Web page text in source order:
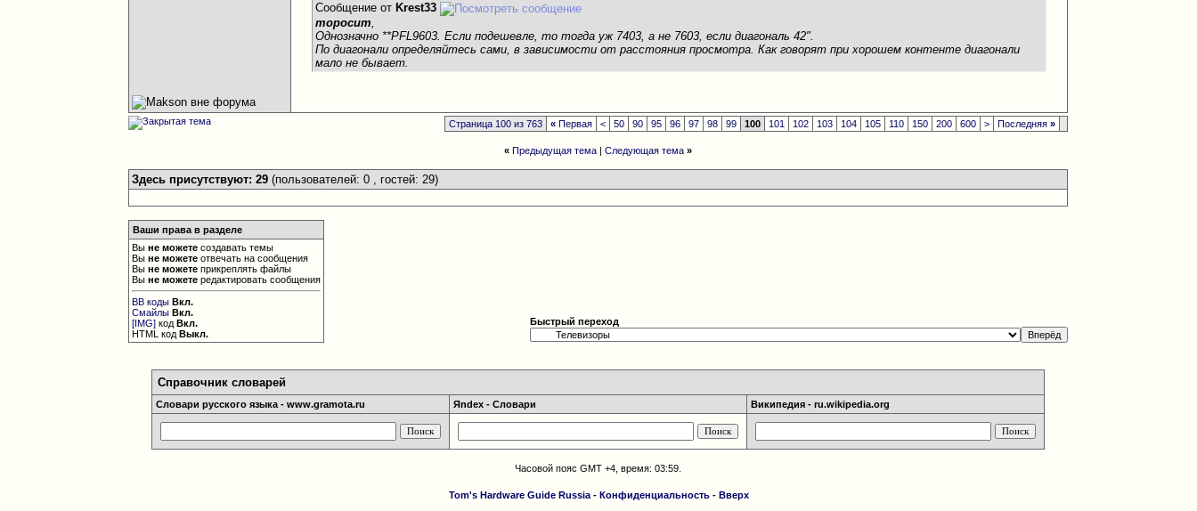
Сообщение от Krest33
mopocum
Однозначно **PFL9603. Если подешевле, то тогда уж 7403, а не 7603, если диагональ 42".
По диагонали определяйтесь сами, в зависимости от расстояния просмотра. Как говорят при хорошем контенте диагонали
мало не бывает.
Страница 100 из 763 « Первая < 50 90 95 96 97 98 99 100 101 102 103 104 105 110 150 200 600 > Последняя»
« Предыдущая тема |Следующая тема »
Здесь присутствуют: 29(пользователей: 0 , гостей: 29)
Ваши права в разделе
Выне можете создавать темы
Выне можете отвечать на сообщения
Выне можете прикреплять файлы
Выне можете редактировать сообщения
BB коды Вкл.
Смайлы Вкл.
[IMG] кодВкл.
HTML кодВыкл.
Быстрый переход
Справочник словарей
Словари русского языка - www.gramota.ru Яndex - Словари Википедия - ru.wikipedia.org
Часовой пояс GMT +4, время:03:59
Tom's Hardware Guide Russia- Конфиденциальность- Вверх